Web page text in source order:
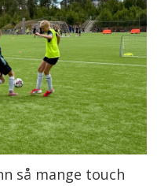
så mange touch